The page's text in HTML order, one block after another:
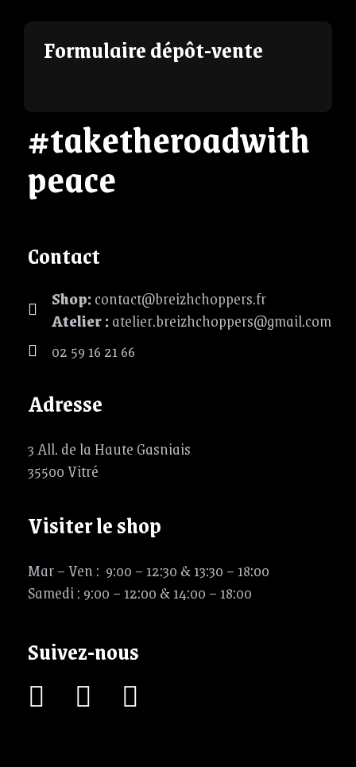
Formulaire dépôt-vente
#taketheroadwith
peace
Contact
Shop:contact@breizhchoppers.fr
Atelier :atelier.breizhchoppers@gmail.com
02 59 16 21 66
Adresse
3 All. de la Haute Gasniais
35500 Vitré
Visiter le shop
Mar – Ven : 9:00 – 12:30 & 13:30 – 18:00
Samedi : 9:00 – 12:00 & 14:00 – 18:00
Suivez-nous